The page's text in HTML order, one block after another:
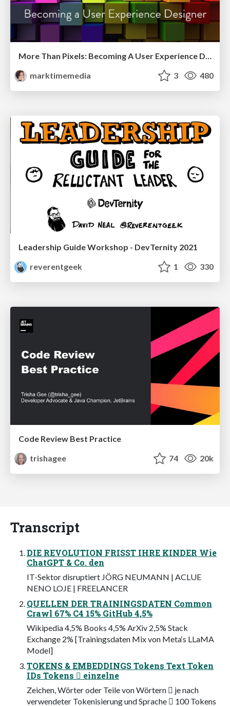
More Than Pixels: Becoming A User Experience Designer
marktimemedia
3 480
Leadership Guide Workshop - DevTernity 2021
reverentgeek
1 330
Code Review Best Practice
trishagee
74 20k
Transcript
DIE REVOLUTION FRISST IHRE KINDER Wie
ChatGPT & Co. den
IT-Sektor disruptiert JÖRG NEUMANN | ACLUE
NENO LOJE | FREELANCER
QUELLEN DER TRAININGSDATEN Common
Crawl 67% C4 15% GitHub 4,5%
Wikipedia 4,5% Books 4,5% ArXiv 2,5% Stack
Exchange 2% [Trainingsdaten Mix von Meta‘s LLaMA
Model]
TOKENS & EMBEDDINGS Tokens Text Token
IDs Tokens  einzelne
Zeichen, Wörter oder Teile von Wörtern  je nach
verwendeter Tokenisierung und Sprache  100 Tokens